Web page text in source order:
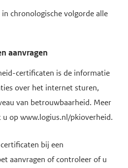
chronologische volgorde alle
aanvragen
certificaten is de informatie
over het internet sturen,
van betrouwbaarheid. Meer
op www.logius.nl/pkioverheid.
bij een
aanvragen of controleer of u